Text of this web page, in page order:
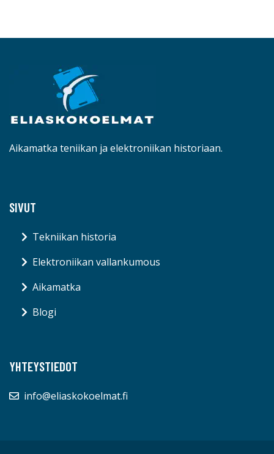
Aikamatka teniikan ja elektroniikan historiaan.
SIVUT
Tekniikan historia
Elektroniikan vallankumous
Aikamatka
Blogi
YHTEYSTIEDOT
info@eliaskokoelmat.fi